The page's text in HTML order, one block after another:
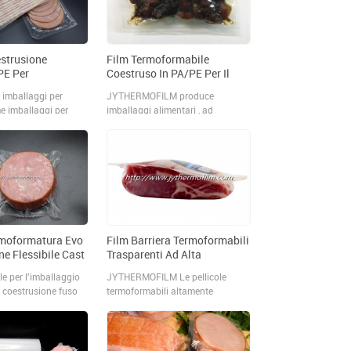
Per
per
imballaggi per
come nastro
inferiore su
Film Termoformabile
Coestruso In PA/PE Per Il
JYTHERMOFILM produce
imballaggi alimentari , ad
utilizzato come web superiore e
web inferiore su macchine
termoformatrici per il
Evo
Flessibile Cast
per l'imballaggio
fuso
conservazione
Film Barriera Termoformabili
Trasparenti Ad Alta
Fresca
JYTHERMOFILM Le pellicole
termoformabili altamente
per una vasta gamma di prodotti
alimentari e non alimentari, come
formaggi a pasta molle e dura e